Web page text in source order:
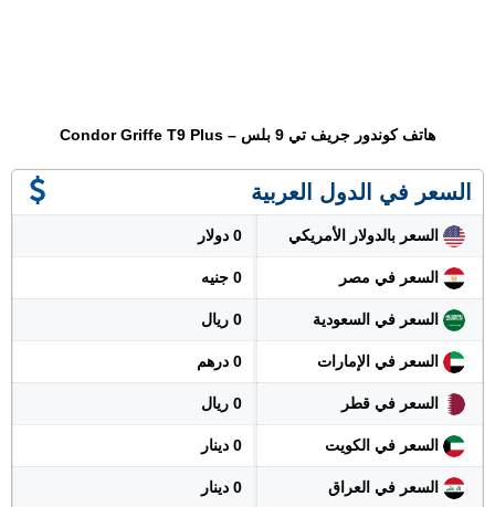
هاتف كوندور جريف تي 9 بلس – Condor Griffe T9 Plus
السعر في الدول العربية
السعر بالدولار الأمريكي 0 دولار
السعر في مصر 0 جنيه
السعر في السعودية 0 ريال
السعر في الإمارات 0 درهم
السعر في قطر 0 ريال
السعر في الكويت 0 دينار
السعر في العراق 0 دينار